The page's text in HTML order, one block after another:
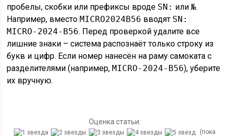
пробелы, скобки или префиксы вроде SN: или№.
Например, вместоMICRO2024B56 вводят SN:
MICRO-2024-B56. Перед проверкой удалите все
лишние знаки – система распознаёт только строку из
букв и цифр. Если номер нанесён на раму самоката с
разделителями (например,MICRO-2024-B56), уберите
их вручную.
Оценка статьи:
(пока